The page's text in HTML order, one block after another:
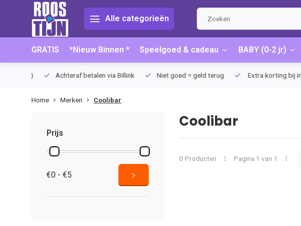
Alle categorieën
GRATIS *Nieuw Binnen * Speelgoed & cadeau BABY (0-2 jr)
Achteraf betalen via Billink Niet goed = geld terug Extra korting bij
Home Merken Coolibar
Prijs
€0 - €5
Coolibar
0 Producten Pagina 1 van 1